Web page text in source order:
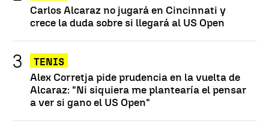
Carlos Alcaraz no jugará en Cincinnati y
crece la duda sobre si llegará al US Open
TENIS
Alex Corretja pide prudencia en la vuelta de
Alcaraz: "Ni siquiera me plantearía el pensar
a ver si gano el US Open"